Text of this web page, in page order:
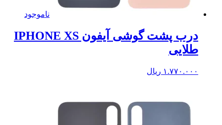
ناموجود
درب پشت گوشی آیفون IPHONE XS
طلایی
۱.۷۷۰.۰۰۰ ریال